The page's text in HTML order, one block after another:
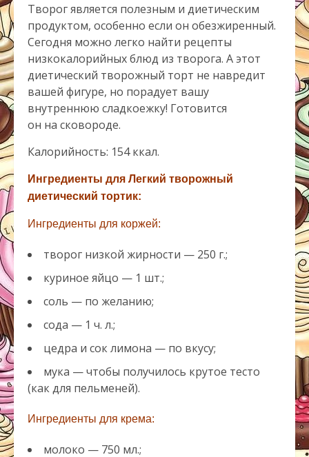
Творог является полезным и диетическим
продуктом, особенно если он обезжиренный.
Сегодня можно легко найти рецепты
низкокалорийных блюд из творога. А этот
диетический творожный торт не навредит
вашей фигуре, но порадует вашу
внутреннюю сладкоежку! Готовится
он на сковороде.
Калорийность: 154 ккал.
Ингредиенты для Легкий творожный
диетический тортик:
Ингредиенты для коржей:
творог низкой жирности — 250 г.;
куриное яйцо — 1 шт.;
соль — по желанию;
сода — 1 ч. л.;
цедра и сок лимона — по вкусу;
мука — чтобы получилось крутое тесто
(как для пельменей).
Ингредиенты для крема:
молоко — 750 мл.;